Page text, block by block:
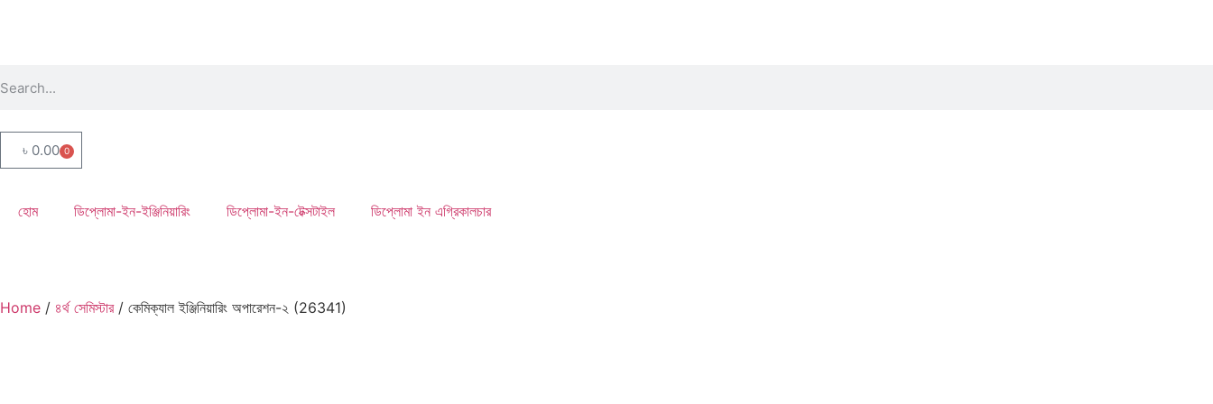
৳ 0.00 0
হোম ডিপ্লোমা-ইন-ইঞ্জিনিয়ারিং ডিপ্লোমা-ইন-টেক্সটাইল ডিপ্লোমা ইন এগ্রিকালচার
Home / ৪র্থ সেমিস্টার/ কেমিক্যাল ইঞ্জিনিয়ারিং অপারেশন-২ (26341)